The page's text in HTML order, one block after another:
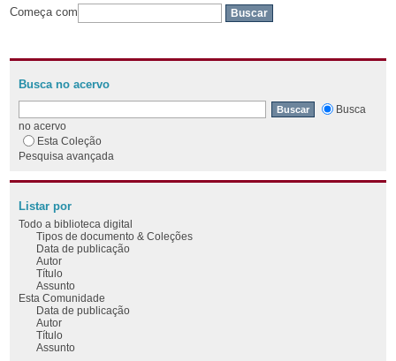
Começa com
Busca no acervo
Busca
no acervo
Esta Coleção
Pesquisa avançada
Listar por
Todo a biblioteca digital
Tipos de documento & Coleções
Data de publicação
Autor
Título
Assunto
Esta Comunidade
Data de publicação
Autor
Título
Assunto